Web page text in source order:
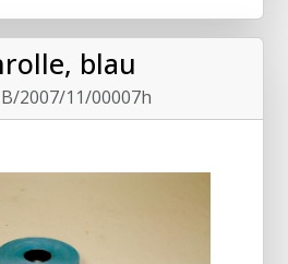
blau
B/2007/11/00007h